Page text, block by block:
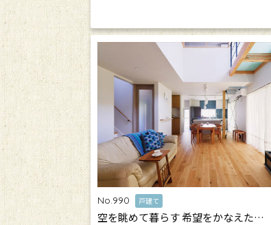
No.990 戸建て
空を眺めて暮らす 希望をかなえた…